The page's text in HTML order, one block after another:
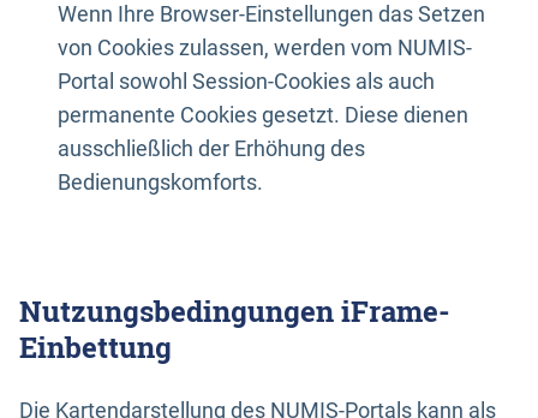
Wenn Ihre Browser-Einstellungen das Setzen
von Cookies zulassen, werden vom NUMIS-
Portal sowohl Session-Cookies als auch
permanente Cookies gesetzt. Diese dienen
ausschließlich der Erhöhung des
Bedienungskomforts.
Nutzungsbedingungen iFrame-
Einbettung
Die Kartendarstellung des NUMIS-Portals kann als